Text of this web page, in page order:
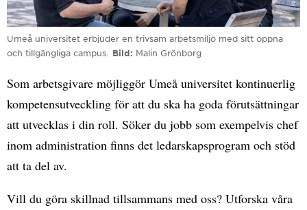
Umeå universitet erbjuder en trivsam arbetsmiljö med sitt öppna
och tillgängliga campus.
Bild Malin Grönborg
Som arbetsgivare möjliggör Umeå universitet kontinuerlig
kompetensutveckling för att du ska ha goda förutsättningar
att utvecklas i din roll. Söker du jobb som exempelvis chef
inom administration finns det ledarskapsprogram och stöd
att ta del av.
Vill du göra skillnad tillsammans med oss? Utforska våra